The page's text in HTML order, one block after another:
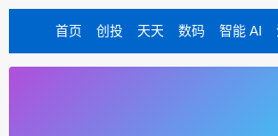
首页 创投 天天 数码 智能 AI